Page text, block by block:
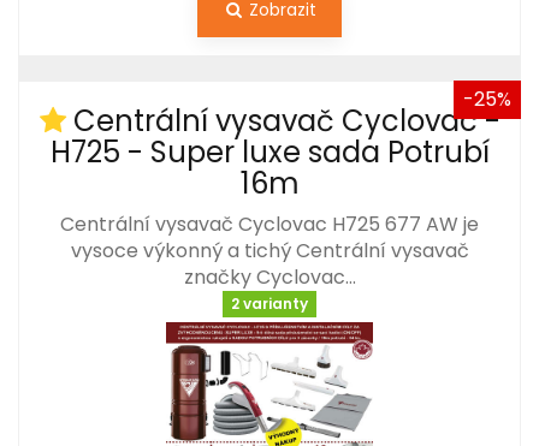
Zobrazit
-25%
Centrální vysavač Cyclovac -
H725 - Super luxe sada Potrubí
16m
Centrální vysavač Cyclovac H725 677 AW je
vysoce výkonný a tichý Centrální vysavač
značky Cyclovac…
2 varianty